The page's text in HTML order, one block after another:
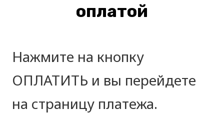
оплатой
Нажмите на кнопку
ОПЛАТИТЬ и вы перейдете
на страницу платежа.